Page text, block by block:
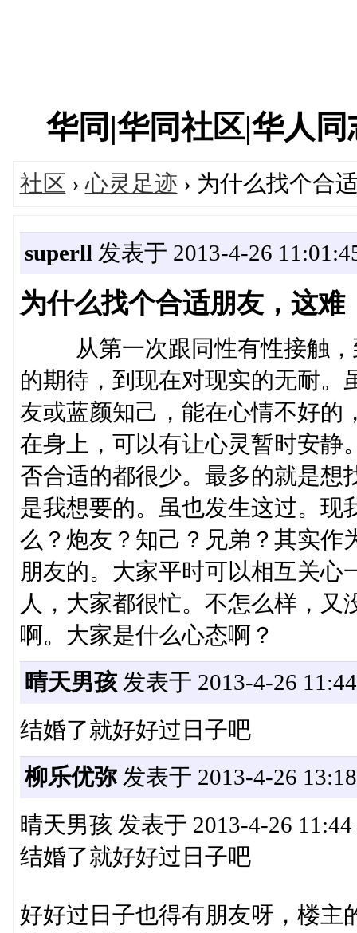
华同|华同社区|华人
社区 ›心灵足迹 › 为什么找个合
superll 发表于 2013-4-26
为什么找个合适朋友，这难
从第一次跟同性有性接触，
的期待，到现在对现实的无耐。
友或蓝颜知己，能在心情不好的
在身上，可以有让心灵暂时安静
否合适的都很少。最多的就是想
是我想要的。虽也发生这过。现
么？炮友？知己？兄弟？其实作
朋友的。大家平时可以相互关心
人，大家都很忙。不怎么样，
啊。大家是什么心态啊？
晴天男孩发表于 2013-4-26
结婚了就好好过日子吧
柳乐优弥发表于 2013-4-26
晴天男孩 发表于 2013-4-26
结婚了就好好过日子吧
好好过日子也得有朋友呀，楼主